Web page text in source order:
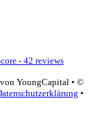
- 42 reviews
YoungCapital • ©
•